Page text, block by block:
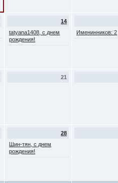
14
tatyana1408, с днем
рождения!
Именинников: 2
21
28
Шин-тян, с днем
рождения!